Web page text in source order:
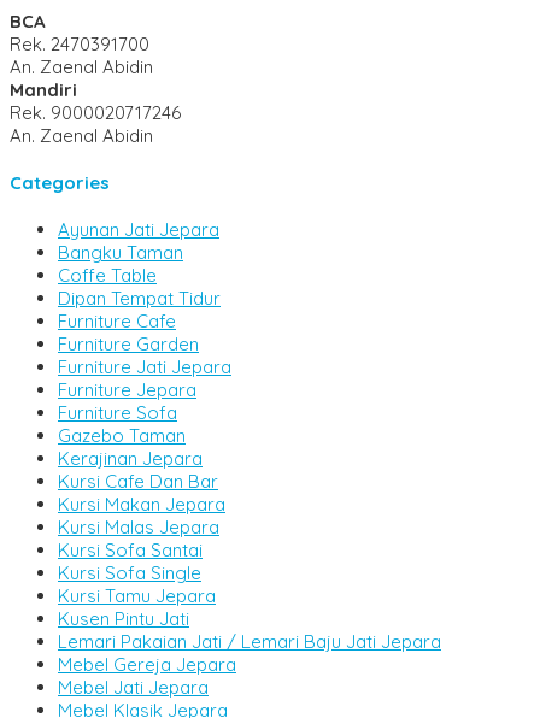
BCA
Rek. 2470391700
An. Zaenal Abidin
Mandiri
Rek. 9000020717246
An. Zaenal Abidin
Categories
Ayunan Jati Jepara
Bangku Taman
Coffe Table
Dipan Tempat Tidur
Furniture Cafe
Furniture Garden
Furniture Jati Jepara
Furniture Jepara
Furniture Sofa
Gazebo Taman
Kerajinan Jepara
Kursi Cafe Dan Bar
Kursi Makan Jepara
Kursi Malas Jepara
Kursi Sofa Santai
Kursi Sofa Single
Kursi Tamu Jepara
Kusen Pintu Jati
Lemari Pakaian Jati / Lemari Baju Jati Jepara
Mebel Gereja Jepara
Mebel Jati Jepara
Mebel Klasik Jepara